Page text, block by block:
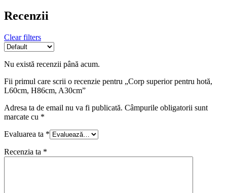
Recenzii
Clear filters
Nu există recenzii până acum.
Fii primul care scrii o recenzie pentru „Corp superior pentru hotă,
L60cm, H86cm, A30cm”
Adresa ta de email nu va fi publicată. Câmpurile obligatorii sunt
marcate cu *
Evaluarea ta *
Recenzia ta *